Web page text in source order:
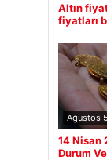
Altın
fiyatları
Ağustos
14 Nisan
Durum